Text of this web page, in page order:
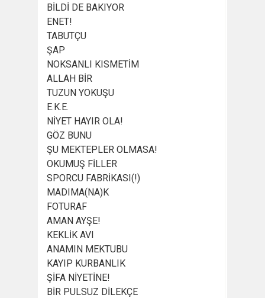
BİLDİ DE BAKIYOR
ENET!
TABUTÇU
ŞAP
NOKSANLI KISMETİM
ALLAH BİR
TUZUN YOKUŞU
E.K.E.
NİYET HAYIR OLA!
GÖZ BUNU
ŞU MEKTEPLER OLMASA!
OKUMUŞ FİLLER
SPORCU FABRİKASI(!)
MADIMA(NA)K
FOTURAF
AMAN AYŞE!
KEKLİK AVI
ANAMIN MEKTUBU
KAYIP KURBANLIK
ŞİFA NİYETİNE!
BİR PULSUZ DİLEKÇE